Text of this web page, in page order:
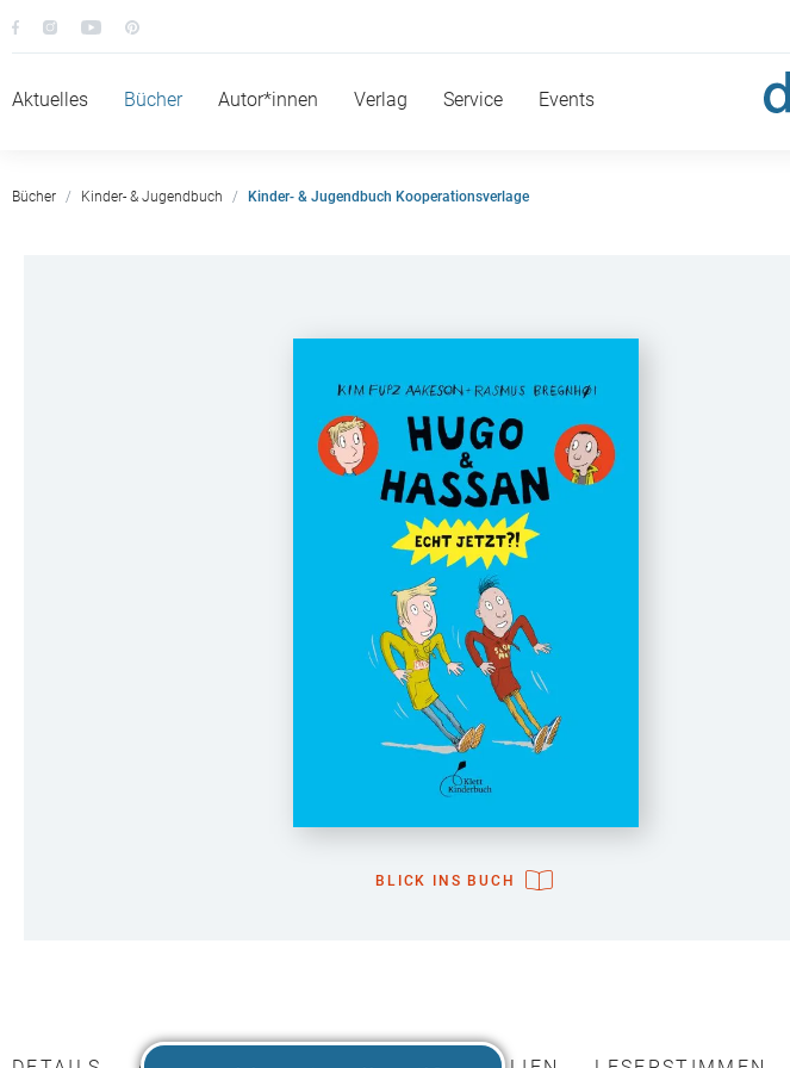
Aktuelles Bücher Autor*innen Verlag Service Events
Bücher Kinder- & Jugendbuch Kinder- & Jugendbuch Kooperationsverlage
BLICK INS BUCH